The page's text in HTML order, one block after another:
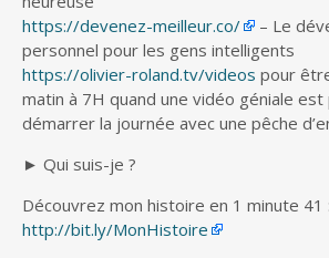
https://devenez-meilleur.co/
– Le
personnel pour les gens intelligents
https://olivier-roland.tv/videos pour
matin à 7H quand une vidéo géniale
démarrer la journée avec une pêche
► Qui suis-je ?
Découvrez mon histoire en 1 minute 41 :
http://bit.ly/MonHistoire